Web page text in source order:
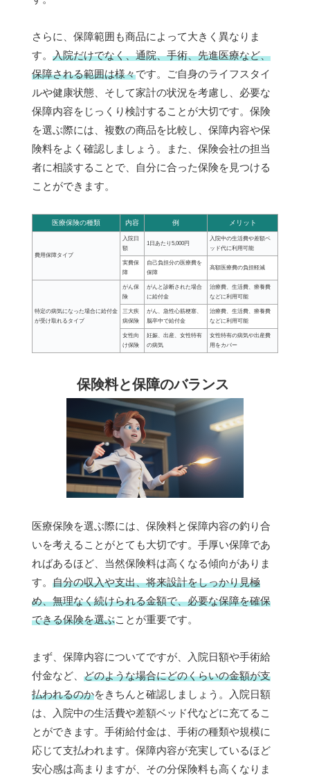
さらに、保障範囲も商品によって大きく異なりま
す。 入院だけでなく、通院、手術、先進医療など、
保障される範囲は様々です。ご自身のライフスタイ
ルや健康状態、そして家計の状況を考慮し、必要な
保障内容をじっくり検討することが大切です。保険
を選ぶ際には、複数の商品を比較し、保障内容や保
険料をよく確認しましょう。また、保険会社の担当
者に相談することで、自分に合った保険を見つける
ことができます。
医療保険の種類 内容 例 メリット
費用保障タイプ
入院日
額
1日あたり5,000円
入院中の生活費や差額ベ
ッド代に利用可能
実費保
障
自己負担分の医療費を
保障
高額医療費の負担軽減
特定の病気になった場合に給付金
が受け取れるタイプ
がん保
険
がんと診断された場合
に給付金
治療費、生活費、療養費
などに利用可能
三大疾
病保険
がん、急性心筋梗塞、
脳卒中で給付金
治療費、生活費、療養費
などに利用可能
女性向
け保険
妊娠、出産、女性特有
の病気
女性特有の病気や出産費
用をカバー
保険料と保障のバランス
医療保険を選ぶ際には、保険料と保障内容の釣り合
いを考えることがとても大切です。手厚い保障であ
ればあるほど、当然保険料は高くなる傾向がありま
す。 自分の収入や支出、将来設計をしっかり見極
め、無理なく続けられる金額で、必要な保障を確保
できる保険を選ぶことが重要です。
まず、保障内容についてですが、入院日額や手術給
付金など、 どのような場合にどのくらいの金額が支
払われるのかをきちんと確認しましょう。入院日額
は、入院中の生活費や差額ベッド代などに充てるこ
とができます。手術給付金は、手術の種類や規模に
応じて支払われます。保障内容が充実しているほど
安心感は高まりますが、その分保険料も高くなりま